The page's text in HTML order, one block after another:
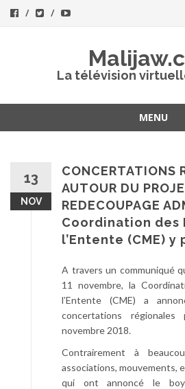
La télévision
MENU
13
NOV
CONCERTATIONS
AUTOUR DU
REDECOUPAGE
Coordination des
l’Entente (CME)
A travers un communiqué
11 novembre, la
l’Entente (CME) a
concertations
novembre 2018.
Contrairement à
associations, mouvements,
qui ont annoncé le